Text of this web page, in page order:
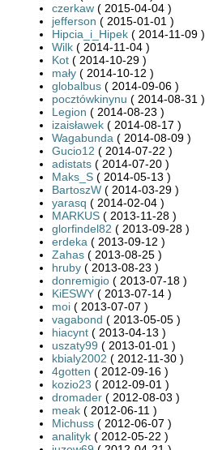
czerkaw ( 2015-04-04 )
jefferson ( 2015-01-01 )
Hipcia_i_Hipek ( 2014-11-09 )
Wilk ( 2014-11-04 )
Kot ( 2014-10-29 )
mały ( 2014-10-12 )
globalbus ( 2014-09-06 )
pocztówkinynu ( 2014-08-31 )
Legion ( 2014-08-23 )
izaisławek ( 2014-08-17 )
Wagabunda ( 2014-08-09 )
Gucio12 ( 2014-07-22 )
adistats ( 2014-07-20 )
Maks_S ( 2014-05-13 )
BartoszW ( 2014-03-29 )
yarasq ( 2014-02-04 )
MARKUS ( 2013-11-28 )
glorfindel82 ( 2013-09-28 )
erdeka ( 2013-09-12 )
Zahas ( 2013-08-25 )
hruby ( 2013-08-23 )
donremigio ( 2013-07-18 )
KiESWY ( 2013-07-14 )
moi ( 2013-07-07 )
vagabond ( 2013-05-05 )
hiacynt ( 2013-04-13 )
uszaty99 ( 2013-01-01 )
kbialy2002 ( 2012-11-30 )
4gotten ( 2012-09-16 )
kozio23 ( 2012-09-01 )
dromader ( 2012-08-03 )
meak ( 2012-06-11 )
Michuss ( 2012-06-07 )
analityk ( 2012-05-22 )